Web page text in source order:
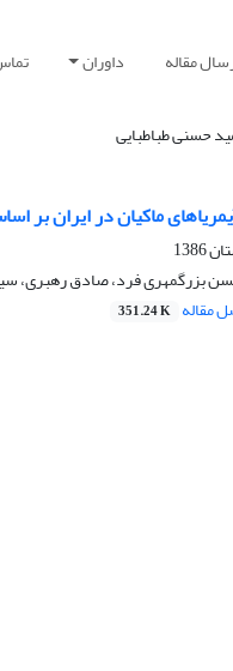
مقاله داوران
حسنی طباطبایی
ماکیان در ایران
بزرگمهری فرد، صادق رهبری،
مقاله 351.24 K